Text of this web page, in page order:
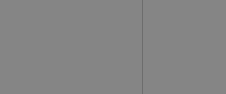
Maps hoạt động như thế
Chuyện gì xảy ra với